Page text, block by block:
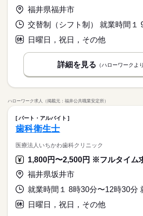
福井県福井市
日曜日，祝日，その他
詳細を見る （ハローワークよ
ハローワーク求人（掲載元：福井公共職業安定所）
パート・アルバイト
歯科衛生士
医療法人いちかわ歯科クリニック
福井県坂井市
日曜日，祝日，その他